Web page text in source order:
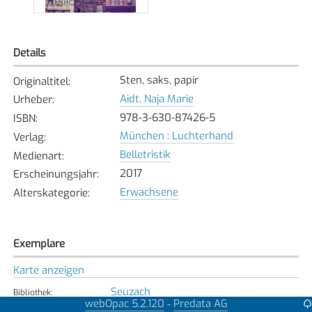
Details
Originaltitel:
Sten, saks, papir
Urheber:
Aidt, Naja Marie
ISBN:
978-3-630-87426-5
Verlag:
München : Luchterhand
Medienart:
Belletristik
Erscheinungsjahr:
2017
Alterskategorie: Erwachsene
Exemplare
Karte anzeigen
Bibliothek: Seuzach
Verfügbar
webOpac 5.2.120 - Predata AG